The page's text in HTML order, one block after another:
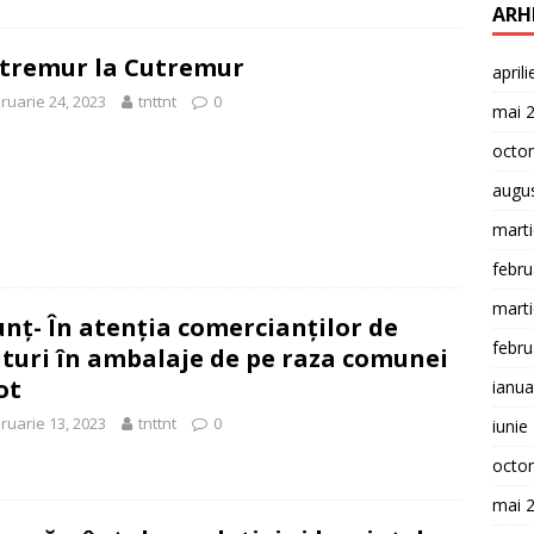
la Cutremur
24, 2023 tnttnt 0
În atenția comercianților de
în ambalaje de pe raza comunei
13, 2023 tnttnt 0
mai
iunie
mai